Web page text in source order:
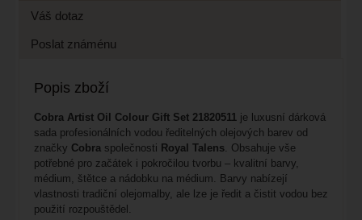
Váš dotaz
Poslat známénu
Popis zboží
Cobra Artist Oil Colour Gift Set 21820511je luxusní dárková
sada profesionálních vodou ředitelných olejových barev od
značky Cobraspolečnosti Royal Talens. Obsahuje vše
potřebné pro začátek i pokročilou tvorbu – kvalitní barvy,
médium, štětce a nádobku na médium. Barvy nabízejí
vlastnosti tradiční olejomalby, ale lze je ředit a čistit vodou bez
použití rozpouštědel.